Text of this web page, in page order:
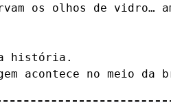
os olhos de vidro…
história.
acontece no meio da